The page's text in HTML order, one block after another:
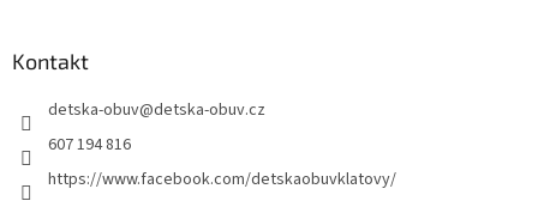
Kontakt
detska-obuv@detska-obuv.cz
607 194 816
https://www.facebook.com/detskaobuvklatovy/